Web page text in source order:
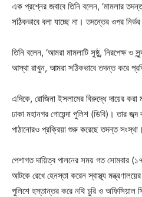
এক প্রশ্নের জবাবে তিনি বলেন, ‘মামলার
সঠিকভাবে বলা যাচ্ছে না। তদন্তের ওপর
তিনি বলেন, ‘আমরা মামলাটি সুষ্ঠু, নিরপেক্ষ
আস্থা রাখুন, আমরা সঠিকভাবে তদন্ত করে
এদিকে, রোজিনা ইসলামের বিরুদ্ধে দায়ের
ঢাকা মহানগর গোয়েন্দা পুলিশ (ডিবি)। তার
পাঠানোরও প্রক্রিয়া শুরু করেছে তদন্ত সংস্থা।
পেশাগত দায়িত্ব পালনের সময় গত সোমবার
আটকে রেখে হেনস্তা করেন স্বাস্থ্য
পুলিশে হস্তান্তর করে নথি চুরি ও অফিসিয়াল